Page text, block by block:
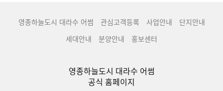
영종하늘도시 대라수 어썸 관심고객등록 사업안내
단지안내
세대안내
분양안내 홍보센터
영종하늘도시 대라수 어썸
공식 홈페이지